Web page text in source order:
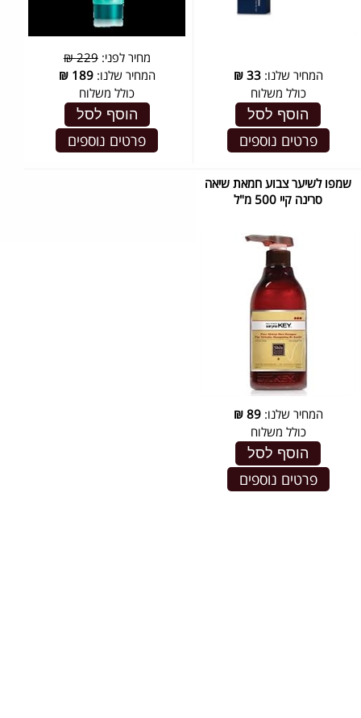
המחיר שלנו:33
₪
כולל משלוח
הוסף לסל
פרטים נוספים
מחיר לפני:229 ₪
המחיר שלנו:189
₪
כולל משלוח
הוסף לסל
פרטים נוספים
שמפו לשיער צבוע חמאת שיאה
סרינה קיי 500 מ"ל
המחיר שלנו:89
₪
כולל משלוח
הוסף לסל
פרטים נוספים